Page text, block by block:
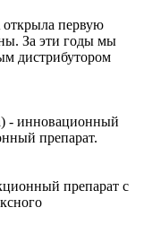
открыла первую
За эти годы мы
дистрибутором
- инновационный
препарат.
препарат с